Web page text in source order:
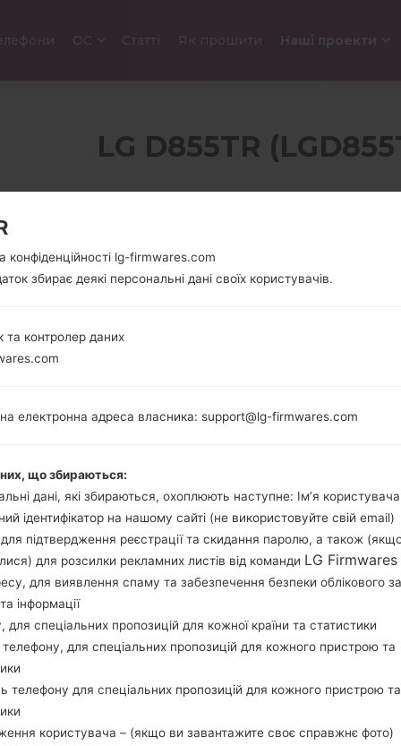
ОС Статті Як прошити Наші проекти
LG D855TR
Qualcomm
Buy accessories on
Головна →Серія →LG G3 →LGD855TR
конфіденційності lg-firmwares.com
збирає деякі персональні дані своїх користувачів.
та контролер даних
електронна адреса власника: support@lg-firmwares.com
що збираються:
дані, які збираються, охоплюють наступне: Ім’я
ідентифікатор на нашому сайті (не використовуйте свій email)
підтвердження реєстрації та скидання паролю, а також
для розсилки рекламних листів від команди LG Firmwares
для виявлення спаму та забезпечення безпеки облікового
інформації
для спеціальних пропозицій для кожної країни та статистики
для спеціальних пропозицій для кожного пристрою та
телефону для спеціальних пропозицій для кожного пристрою та
користувача – (якщо ви завантажите своє справжнє фото)